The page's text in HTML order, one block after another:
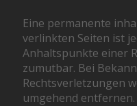
Eine permanente
verlinkten Seiten ist
Anhaltspunkte einer
zumutbar. Bei
Rechtsverletzungen
umgehend entfernen.